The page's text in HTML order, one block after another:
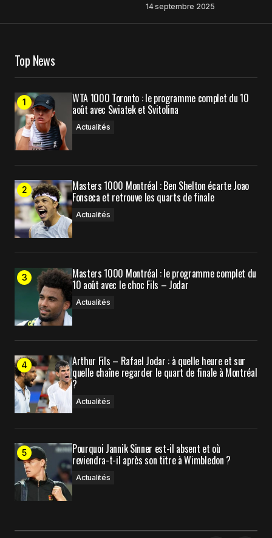
Enregistrer mon nom, mon e-mail et mon site
dans le navigateur pour mon prochain
commentaire.
Prévenez-moi de tous les nouveaux commentaires
par e-mail.
mail.
Submit Comment
14 septembre 2025
Top News
WTA 1000 Toronto : le programme complet du 10
août avec Swiatek et Svitolina
Actualités
Masters 1000 Montréal : Ben Shelton écarte Joao
Fonseca et retrouve les quarts de finale
Actualités
Masters 1000 Montréal : le programme complet du
10 août avec le choc Fils – Jodar
Actualités
Arthur Fils – Rafael Jodar : à quelle heure et sur
quelle chaîne regarder le quart de finale à Montréal
?
Actualités
Pourquoi Jannik Sinner est-il absent et où
reviendra-t-il après son titre à Wimbledon ?
Actualités